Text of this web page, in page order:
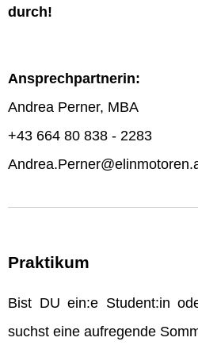
durch!
Ansprechpartnerin:
Andrea Perner, MBA
+43 664 80 838 - 2283
Praktikum
Bist DU ein:e Student:in
suchst eine aufregende